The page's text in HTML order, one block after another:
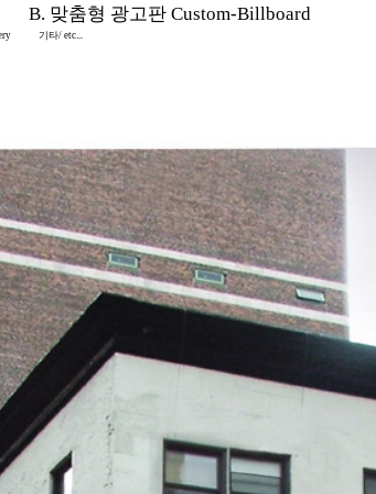
B. 맞춤형 광고판 Custom-Billboard
기타/ etc...